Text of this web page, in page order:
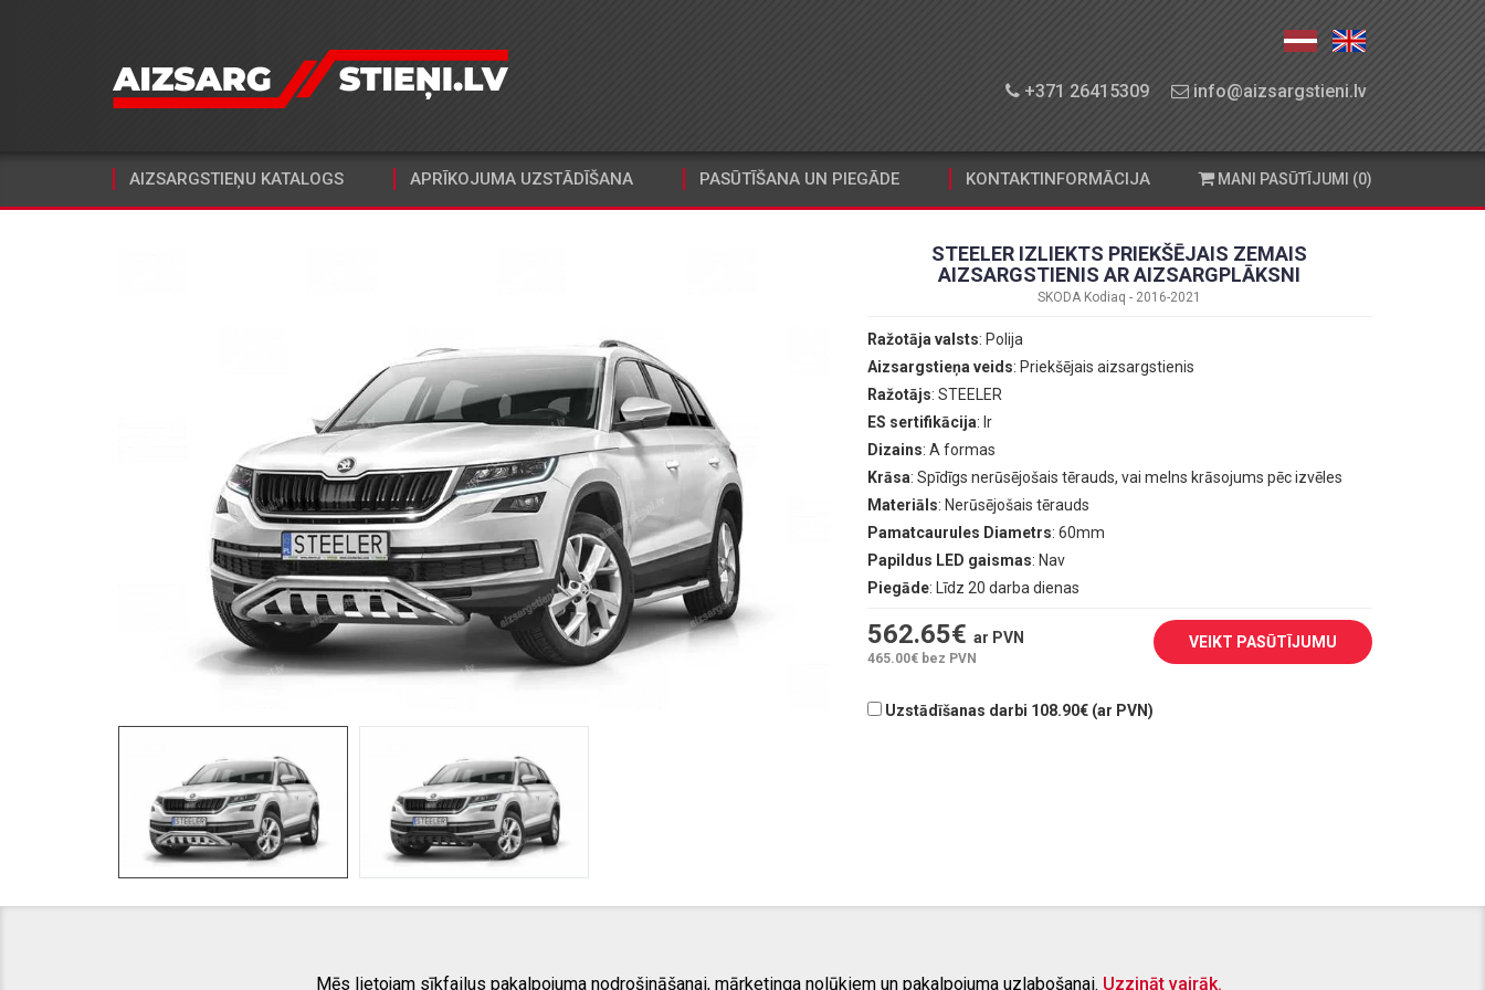
+371 26415309 info@aizsargstieni.lv
AIZSARGSTIEŅU KATALOGS APRĪKOJUMA UZSTĀDĪŠANA PASŪTĪŠANA UN PIEGĀDE KONTAKTINFORMĀCIJA MANI PASŪTĪJUMI (0)
STEELER IZLIEKTS PRIEKŠĒJAIS ZEMAIS
AIZSARGSTIENIS AR AIZSARGPLĀKSNI
SKODA Kodiaq - 2016-2021
Ražotāja valsts: Polija
Aizsargstieņa veids: Priekšējais aizsargstienis
Ražotājs: STEELER
ES sertifikācija: Ir
Dizains: A formas
Krāsa: Spīdīgs nerūsējošais tērauds, vai melns krāsojums pēc izvēles
Materiāls: Nerūsējošais tērauds
Pamatcaurules Diametrs: 60mm
Papildus LED gaismas: Nav
Piegāde: Līdz 20 darba dienas
562.65€ ar PVN
465.00€ bez PVN
VEIKT PASŪTĪJUMU
Uzstādīšanas darbi 108.90€ (ar PVN)
Mēs lietojam sīkfailus pakalpojuma nodrošināšanai, mārketinga nolūkiem un pakalpojuma uzlabošanai. Uzzināt vairāk.